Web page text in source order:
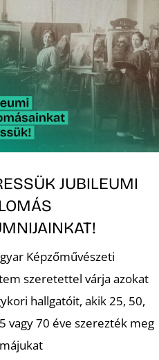
JUBILEUMI
Képzőművészeti
szeretettel várja azokat
hallgatóit, akik 25, 50,
vagy 70 éve szerezték meg